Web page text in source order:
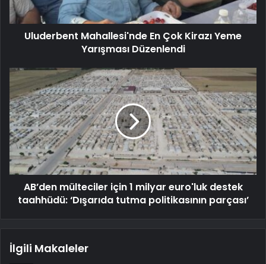
Uluderbent Mahallesi'nde En Çok Kirazı Yeme
Yarışması Düzenlendi
AB’den mülteciler için 1 milyar euro'luk destek
taahhüdü: ‘Dışarıda tutma politikasının parçası’
İlgili Makaleler